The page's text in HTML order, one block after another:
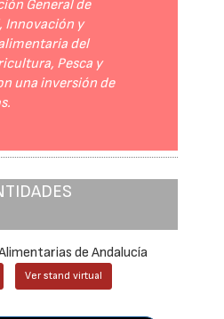
General de
Innovación y
del
Pesca y
una inversión de
de Andalucía
Ver stand virtual